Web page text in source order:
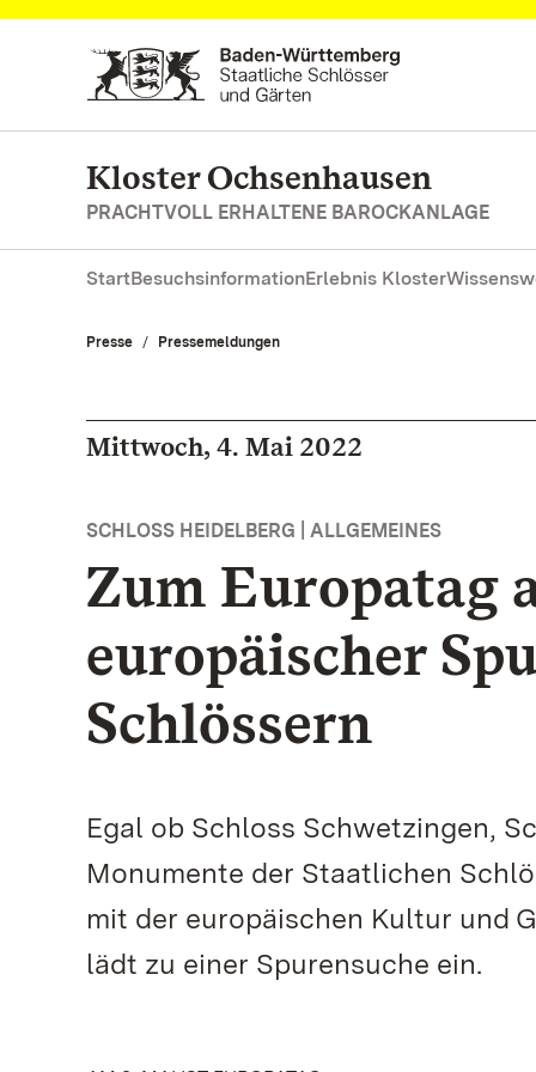
Zum Hauptinhalt springen
Kloster Ochsenhausen
PRACHTVOLL ERHALTENE BAROCKANLAGE
StartBesuchsinformationErlebnis Kloster
Presse Pressemeldungen
Mittwoch, 4. Mai 2022
SCHLOSS HEIDELBERG | ALLGEMEINES
Zum Europatag
europäischer
Schlössern
Egal ob Schloss Schwetzingen,
Monumente der Staatlichen
mit der europäischen Kultur und
lädt zu einer Spurensuche ein.